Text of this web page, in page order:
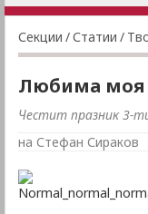
Секции /Статии /
Любима моя
Честит празник 3-
на Стефан Сираков